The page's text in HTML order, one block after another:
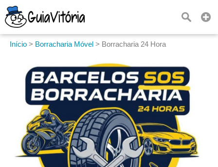
Início > Borracharia Móvel > Borracharia 24 Hora